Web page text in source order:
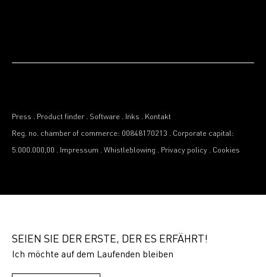
Press . Product finder . Software . Inks . Kontakt
Reg. no. chamber of commerce: 00848170213 . Corporate capital:
5.000.000,00 . Impressum . Whistleblowing . Privacy policy . Cookies
SEIEN SIE DER ERSTE, DER ES ERFÄHRT!
Ich möchte auf dem Laufenden bleiben